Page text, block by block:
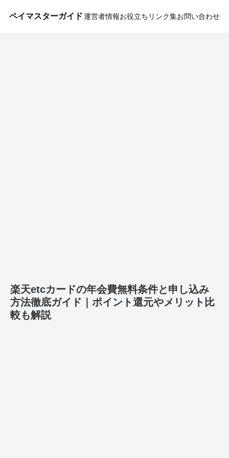
ペイマスターガイド運営者情報お役立ちリンク集お問い合わせ
楽天etcカードの年会費無料条件と申し込み
方法徹底ガイド｜ポイント還元やメリット比
較も解説